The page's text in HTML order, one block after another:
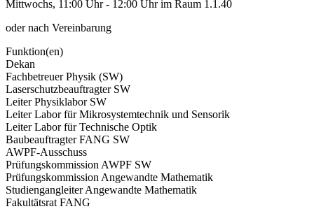
Mittwochs, 11:00 Uhr - 12:00 Uhr im Raum 1.1.40
oder nach Vereinbarung
Funktion(en)
Dekan
Fachbetreuer Physik (SW)
Laserschutzbeauftragter SW
Leiter Physiklabor SW
Leiter Labor für Mikrosystemtechnik und Sensorik
Leiter Labor für Technische Optik
Baubeauftragter FANG SW
AWPF-Ausschuss
Prüfungskommission AWPF SW
Prüfungskommission Angewandte Mathematik
Studiengangleiter Angewandte Mathematik
Fakultätsrat FANG